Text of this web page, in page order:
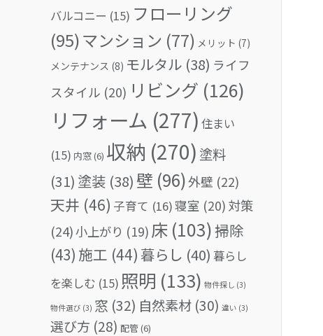
バルコニー (15) フローリング
(95)マンション (77) メリット (7)
メンテナンス (8) モルタル (38) ライフ
スタイル (20) リビング (126)
リフォーム (277) 住まい
(15) 内窓(6) 収納 (270) 塗料
(31) 塗装 (38) 壁 (96)外壁 (22)
天井 (46) 子育て (16)寝室 (20) 対策
(24)小上がり (19) 床 (103)掃除
(43) 施工 (44) 暮らし (40) 暮らし
を楽しむ (15) 照明 (133) 物件探し (3)
物件選び (3) 窓 (32) 自然素材 (30) 違い (3)
選び方 (28) 配管(6)